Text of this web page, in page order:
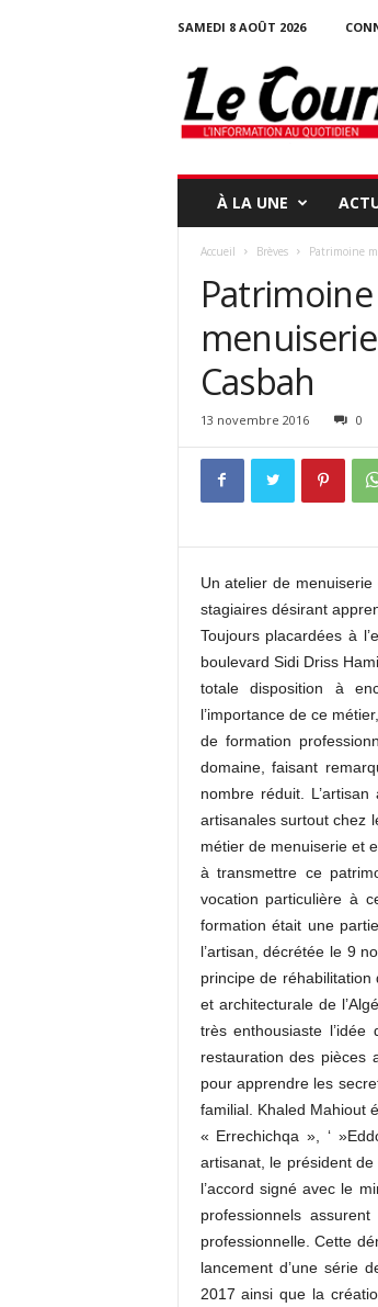
SAMEDI 8 AOÛT 2026
o
u
i
À LA UNE
Accueil Brèves Patrimoine
Casbah
13 novembre 2016 0
Un atelier de
stagiaires désirant
Toujours placardées à
boulevard Sidi Driss
totale disposition à
l’importance de ce
de formation
domaine, faisant
nombre réduit.
artisanales surtout chez
métier de menuiserie et
à transmettre ce
vocation particulière à
formation était une
l’artisan, décrétée le 9
principe de
et architecturale de
très enthousiaste
restauration des pièces
pour apprendre les
familial. Khaled Mahiout
« Errechichqa », ‘
artisanat, le président
l’accord signé avec le
professionnels
professionnelle. Cette
lancement d’une série
2017 ainsi que la